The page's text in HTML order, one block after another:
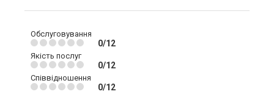
Обслуговування
0/12
Якість послуг
0/12
Співвідношення
0/12